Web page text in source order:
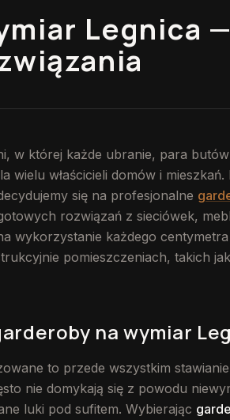
Legnica —
w której każde ubranie, para
wielu właścicieli domów i mieszkań.
się na profesjonalne
rozwiązań z sieciówek,
wykorzystanie każdego centymetra
pomieszczeniach, takich
na wymiar
to przede wszystkim
nie domykają się z powodu
luki pod sufitem. Wybierając